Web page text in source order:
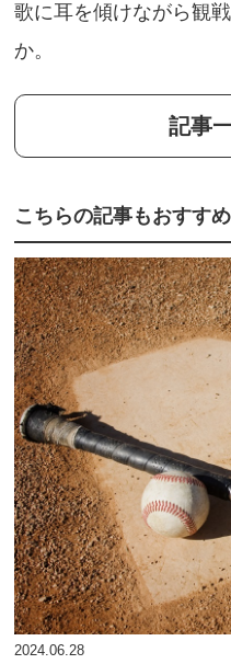
歌に耳を傾けながら観
か。
記事
こちらの記事もおすすめ
2024.06.28